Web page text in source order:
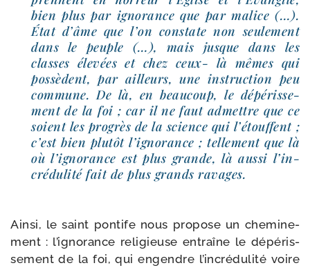
bien plus par igno­rance que par malice (…).
État d’âme que l’on constate non seule­ment
dans le peuple (…), mais jusque dans les
classes éle­vées et chez ceux- là mêmes qui
pos­sèdent, par ailleurs, une ins­truc­tion peu
com­mune. De là, en beau­coup, le dépé­ris­se­
ment de la foi ; car il ne faut admettre que ce
soient les pro­grès de la science qui l’é­touffent ;
c’est bien plu­tôt l’i­gno­rance ; tel­le­ment que là
où l’i­gno­rance est plus grande, là aus­si l’in­
cré­du­li­té fait de plus grands ravages.
Ainsi, le saint pon­tife nous pro­pose un che­mi­ne­
ment : l’i­gno­rance reli­gieuse entraîne le dépé­ris­
se­ment de la foi, qui engendre l’in­cré­du­li­té voire